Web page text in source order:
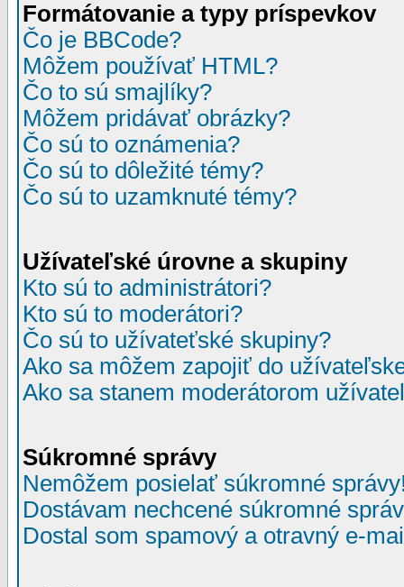
Formátovanie a typy príspevkov
Čo je BBCode?
Môžem používať HTML?
Čo to sú smajlíky?
Môžem pridávať obrázky?
Čo sú to oznámenia?
Čo sú to dôležité témy?
Čo sú to uzamknuté témy?
Užívateľské úrovne a skupiny
Kto sú to administrátori?
Kto sú to moderátori?
Čo sú to užívateťské skupiny?
Ako sa môžem zapojiť do
Ako sa stanem moderátorom
Súkromné správy
Nemôžem posielať súkromné
Dostávam nechcené súkromné
Dostal som spamový a otravný e-